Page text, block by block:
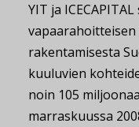
YIT ja
rakentamisesta
kuuluvien
noin 105
marraskuussa